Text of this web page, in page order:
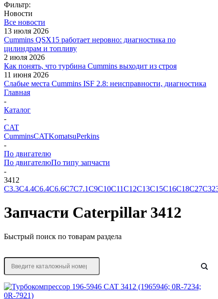
Фильтр:
Новости
Все новости
13 июля 2026
Cummins QSX15 работает неровно: диагностика по
цилиндрам и топливу
2 июля 2026
Как понять, что турбина Cummins выходит из строя
11 июня 2026
Слабые места Cummins ISF 2.8: неисправности, диагностика
Главная
-
Каталог
-
CAT
CumminsCATKomatsuPerkins
-
По двигателю
По двигателюПо типу запчасти
-
3412
C3.3C4.4C6.4C6.6C7C7.1C9C10C11C12C13C15C16C18C27C32
Запчасти Caterpillar 3412
Быстрый поиск по товарам раздела